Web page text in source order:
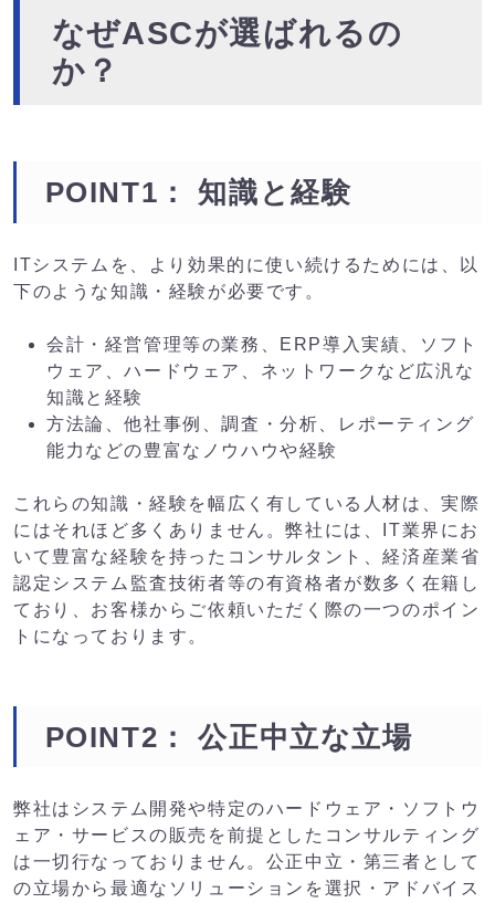
なぜASCが選ばれるの
か？
POINT1： 知識と経験
ITシステムを、より効果的に使い続けるためには、以
下のような知識・経験が必要です。
会計・経営管理等の業務、ERP導入実績、ソフト
ウェア、ハードウェア、ネットワークなど広汎な
知識と経験
方法論、他社事例、調査・分析、レポーティング
能力などの豊富なノウハウや経験
これらの知識・経験を幅広く有している人材は、実際
にはそれほど多くありません。弊社には、IT業界にお
いて豊富な経験を持ったコンサルタント、経済産業省
認定システム監査技術者等の有資格者が数多く在籍し
ており、お客様からご依頼いただく際の一つのポイン
トになっております。
POINT2： 公正中立な立場
弊社はシステム開発や特定のハードウェア・ソフトウ
ェア・サービスの販売を前提としたコンサルティング
は一切行なっておりません。公正中立・第三者として
の立場から最適なソリューションを選択・アドバイス